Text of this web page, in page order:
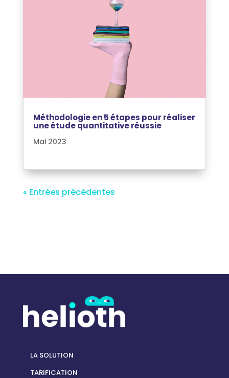
Méthodologie en 5 étapes pour réaliser
une étude quantitative réussie
Mai 2023
« Entrées précédentes
LA SOLUTION
TARIFICATION